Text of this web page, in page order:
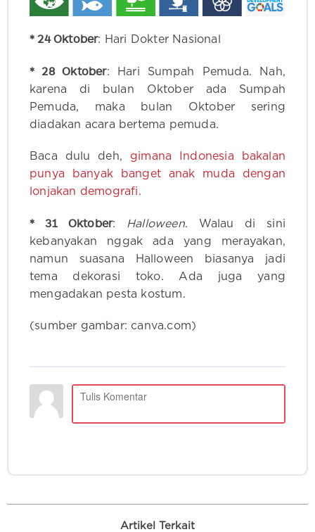
* 24 Oktober: Hari Dokter Nasional
* 28 Oktober: Hari Sumpah Pemuda. Nah,
karena di bulan Oktober ada Sumpah
Pemuda, maka bulan Oktober sering
diadakan acara bertema pemuda.
Baca dulu deh, gimana Indonesia bakalan
punya banyak banget anak muda dengan
lonjakan demografi.
* 31 Oktober: Halloween. Walau di sini
kebanyakan nggak ada yang merayakan,
namun suasana Halloween biasanya jadi
tema dekorasi toko. Ada juga yang
mengadakan pesta kostum.
(sumber gambar: canva.com)
Artikel Terkait